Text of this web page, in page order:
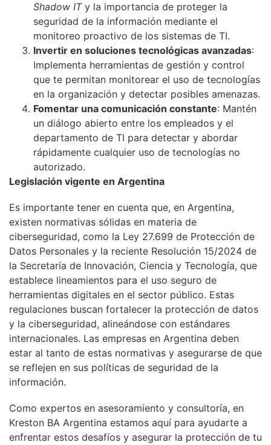
Shadow ITy la importancia de proteger la
seguridad de la información mediante el
monitoreo proactivo de los sistemas de TI.
Invertir en soluciones tecnológicas avanzadas:
Implementa herramientas de gestión y control
que te permitan monitorear el uso de tecnologías
en la organización y detectar posibles amenazas.
Fomentar una comunicación constante: Mantén
un diálogo abierto entre los empleados y el
departamento de TI para detectar y abordar
rápidamente cualquier uso de tecnologías no
autorizado.
Legislación vigente en Argentina
Es importante tener en cuenta que, en Argentina,
existen normativas sólidas en materia de
ciberseguridad, como la Ley 27.699 de Protección de
Datos Personales y la reciente Resolución 15/2024 de
la Secretaría de Innovación, Ciencia y Tecnología, que
establece lineamientos para el uso seguro de
herramientas digitales en el sector público. Estas
regulaciones buscan fortalecer la protección de datos
y la ciberseguridad, alineándose con estándares
internacionales. Las empresas en Argentina deben
estar al tanto de estas normativas y asegurarse de que
se reflejen en sus políticas de seguridad de la
información.
Como expertos en asesoramiento y consultoría, en
Kreston BA Argentina estamos aquí para ayudarte a
enfrentar estos desafíos y asegurar la protección de tu